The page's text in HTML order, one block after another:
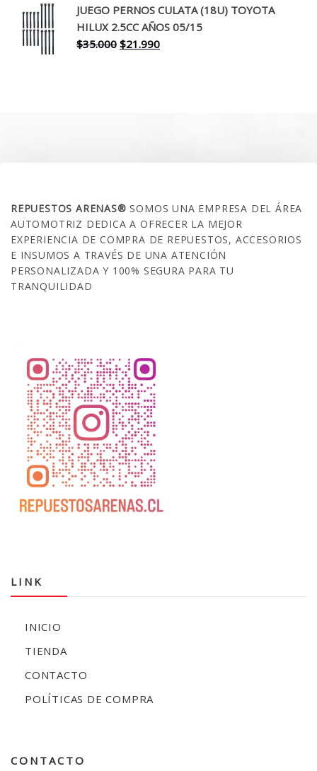
original
era:
$30.000.
actual
es:
$17.990.
JUEGO PERNOS CULATA (18U) TOYOTA
HILUX 2.5CC AÑOS 05/15
$35.000 El
$21.990El
REPUESTOS ARENAS®SOMOS UNA EMPRESA DEL ÁREA
AUTOMOTRIZ DEDICA A OFRECER LA MEJOR
EXPERIENCIA DE COMPRA DE REPUESTOS, ACCESORIOS
E INSUMOS A TRAVÉS DE UNA ATENCIÓN
PERSONALIZADA Y 100% SEGURA PARA TU
TRANQUILIDAD
LINK
INICIO
TIENDA
CONTACTO
POLÍTICAS DE COMPRA
CONTACTO